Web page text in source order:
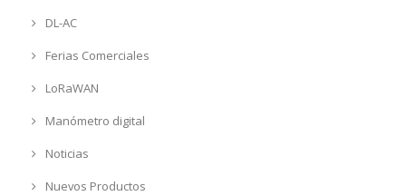
DL-AC
Ferias Comerciales
LoRaWAN
Manómetro digital
Noticias
Nuevos Productos